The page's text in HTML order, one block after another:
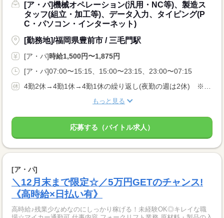
[ア・パ]機械オペレーション(汎用・NC等)、製造ス
タッフ(組立・加工等)、データ入力、タイピング(P
C・パソコン・インターネット)
[勤務地]/福岡県豊前市 / 三毛門駅
[ア・パ]時給1,500円〜1,875円
[ア・パ]07:00〜15:15、15:00〜23:15、23:00〜07:15
もっと見る
応募する（バイトル求人）
[ア・パ]
＼12月末まで限定☆／5万円GETのチャンス!
《高時給×日払い有》
高時給♪残業少なめなのにしっかり稼げる！未経験OK◎キレイな職